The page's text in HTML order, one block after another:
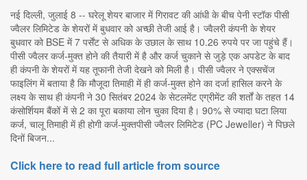
नई दिल्ली, जुलाई 8 -- घरेलू शेयर बाजार में गिरावट की आंधी के बीच पेनी स्टॉक पीसी
ज्वैलर लिमिटेड के शेयरों में बुधवार को अच्छी तेजी आई है। ज्वैलरी कंपनी के शेयर
बुधवार को BSE में 7 पर्सेंट से अधिक के उछाल के साथ 10.26 रुपये पर जा पहुंचे हैं।
पीसी ज्वैलर कर्ज-मुक्त होने की तैयारी में है और कर्ज चुकाने से जुड़े एक अपडेट के बाद
ही कंपनी के शेयरों में यह तूफानी तेजी देखने को मिली है। पीसी ज्वैलर ने एक्सचेंज
फाइलिंग में बताया है कि मौजूदा तिमाही में ही कर्ज-मुक्त होने का दर्जा हासिल करने के
लक्ष्य के साथ ही कंपनी ने 30 सितंबर 2024 के सेटलमेंट एग्रीमेंट की शर्तों के तहत 14
कंसोर्शियम बैंकों में से 2 का पूरा बकाया लोन चुका दिया है। 90% से ज्यादा घटा लिया
कर्ज, चालू तिमाही में ही होगी कर्ज-मुक्तपीसी ज्वैलर लिमिटेड (PC Jeweller) ने पिछले
दिनों बिजन...
Click here to read full article from source